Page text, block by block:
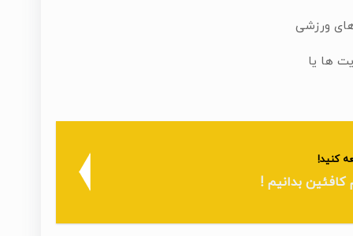
ورزشی
ها یا
کنید!
کافئین بدانیم !